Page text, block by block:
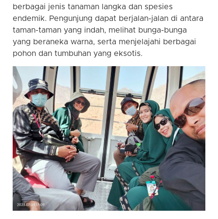
berbagai jenis tanaman langka dan spesies
endemik. Pengunjung dapat berjalan-jalan di antara
taman-taman yang indah, melihat bunga-bunga
yang beraneka warna, serta menjelajahi berbagai
pohon dan tumbuhan yang eksotis.